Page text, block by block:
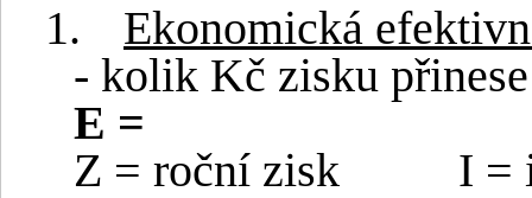
1.
Ekonomická
- kolik Kč zisku
E =
Z = roční zisk
I =